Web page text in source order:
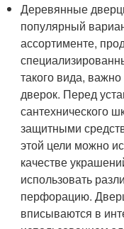
Деревянные
популярный
ассортименте,
такого вида,
дверок. Перед
сантехнического
защитными
этой цели можно
качестве
использовать
перфорацию.
вписываются в